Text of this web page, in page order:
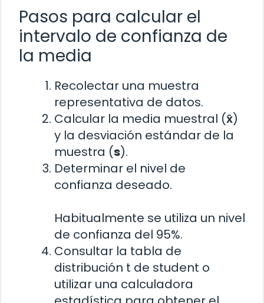
Pasos para calcular el
intervalo de confianza de
la media
Recolectar una muestra
representativa de datos.
Calcular la media muestral (x̄)
y la desviación estándar de la
muestra (s).
Determinar el nivel de
confianza deseado.
Habitualmente se utiliza un nivel
de confianza del 95%.
Consultar la tabla de
distribución t de student o
utilizar una calculadora